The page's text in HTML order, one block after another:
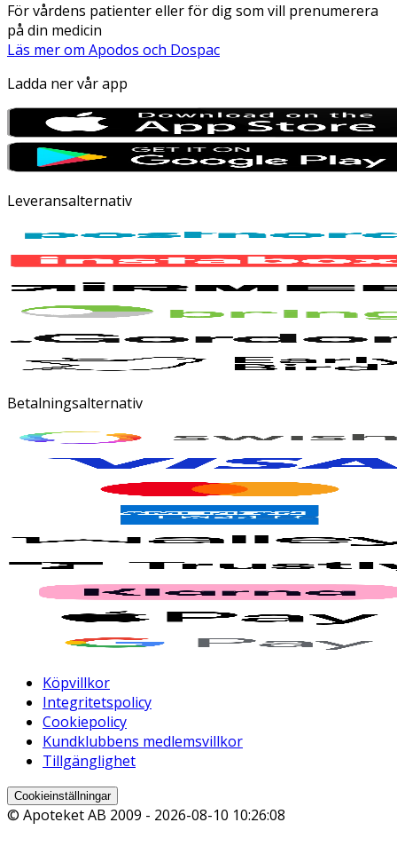
För vårdens patienter eller för dig som vill prenumerera
på din medicin
Läs mer om Apodos och Dospac
Ladda ner vår app
Leveransalternativ
Betalningsalternativ
Köpvillkor
Integritetspolicy
Cookiepolicy
Kundklubbens medlemsvillkor
Tillgänglighet
Cookieinställningar
© Apoteket AB 2009 - 2026-08-10 10:26:08